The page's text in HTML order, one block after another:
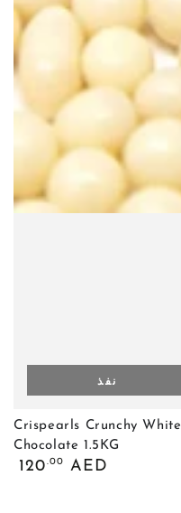
Crispearls Crunchy White
Chocolate 1.5KG
السعر
120.00 AED
نفذ